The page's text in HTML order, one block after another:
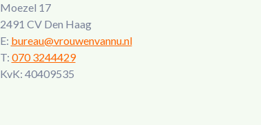
Moezel 17
2491 CV Den Haag
E: bureau@vrouwenvannu.nl
T: 070 3244429
KvK: 40409535